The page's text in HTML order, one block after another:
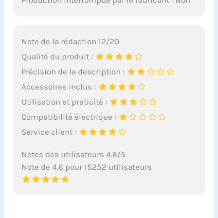
Note de la rédaction 12/20
Qualité du produit :
Précision de la description :
Accessoires inclus :
Utilisation et praticité :
Compatibilité électrique :
Service client :
Notes des utilisateurs 4.6/5
Note de 4.6 pour 15252 utilisateurs